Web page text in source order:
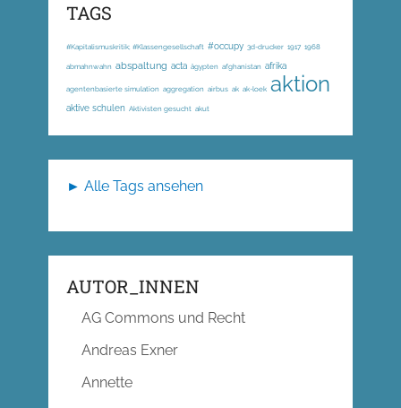
TAGS
#Kapitalismuskritik; #Klassengesellschaft #occupy 3d-drucker 1917 1968
abmahnwahn abspaltung acta ägypten afghanistan afrika
agentenbasierte simulation aggregation airbus ak ak-loek aktion
aktive schulen Aktivisten gesucht akut
► Alle Tags ansehen
AUTOR_INNEN
AG Commons und Recht
Andreas Exner
Annette